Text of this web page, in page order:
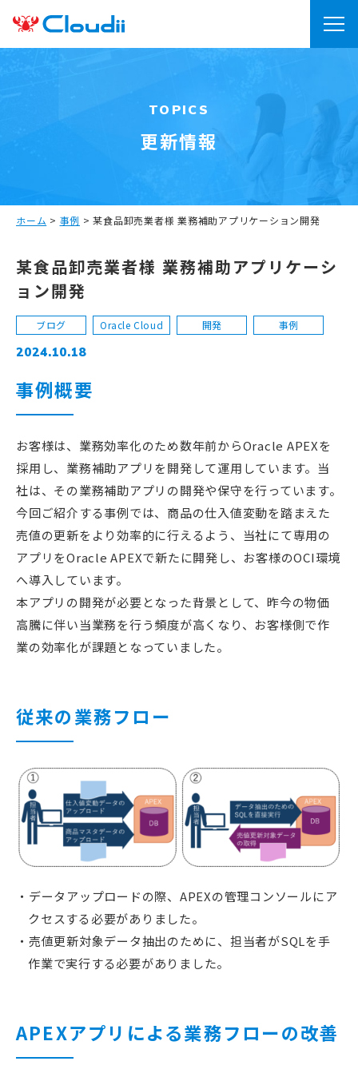
TOPICS
更新情報
ホーム > 事例 >某食品卸売業者様 業務補助アプリケーション開発
某食品卸売業者様 業務補助アプリケーシ
ョン開発
ブログ Oracle Cloud 開発 事例
2024.10.18
事例概要
お客様は、業務効率化のため数年前からOracle APEXを
採用し、業務補助アプリを開発して運用しています。当
社は、その業務補助アプリの開発や保守を行っています。
今回ご紹介する事例では、商品の仕入値変動を踏まえた
売値の更新をより効率的に行えるよう、当社にて専用の
アプリをOracle APEXで新たに開発し、お客様のOCI環境
へ導入しています。
本アプリの開発が必要となった背景として、昨今の物価
高騰に伴い当業務を行う頻度が高くなり、お客様側で作
業の効率化が課題となっていました。
従来の業務フロー
データアップロードの際、APEXの管理コンソールにア
クセスする必要がありました。
売値更新対象データ抽出のために、担当者がSQLを手
作業で実行する必要がありました。
APEXアプリによる業務フローの改善